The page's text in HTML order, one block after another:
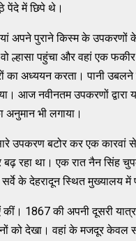
पेंदे में छिपे थे।
अपने पुराने किस्म के उपकरणों
ल्हासा पहुंचा और वहां एक
का अध्ययन करता। पानी
आज नवीनतम उपकरणों द्वारा
अनुमान भी लगाया।
उपकरण बटोर कर एक कारवां से
रहा था। एक रात नैन सिंह
के देहरादून स्थित मुख्यालय में
1867 की अपनी दूसरी
को देखा। वहां के मजदूर केवल